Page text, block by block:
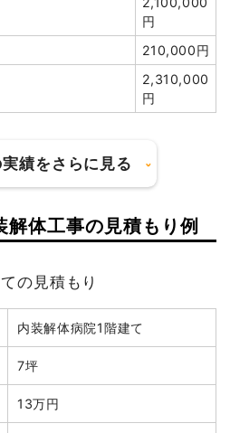
6,550,000
円
524,000円
7,074,000
円
量鉄骨造アパート2階建て
万5,800円
545万4,000円
数量 単価
金額
円
210,000円
2,310,000
円
績をさらに見る
骨造事務所兼住宅2階建て
坪
239万8,000円
389万円
数量 単価
金額
体工事の見積もり例
の見積もり
内装解体病院1階建て
7坪
13万円